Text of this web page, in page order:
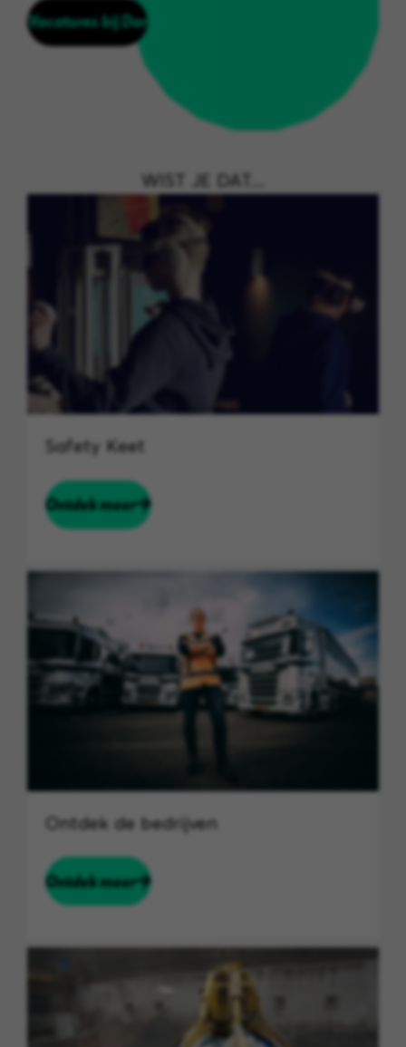
Vacatures bij Dar
WIST JE DAT....
Safety Keet
Ontdek meer
Ontdek de bedrijven
Ontdek meer